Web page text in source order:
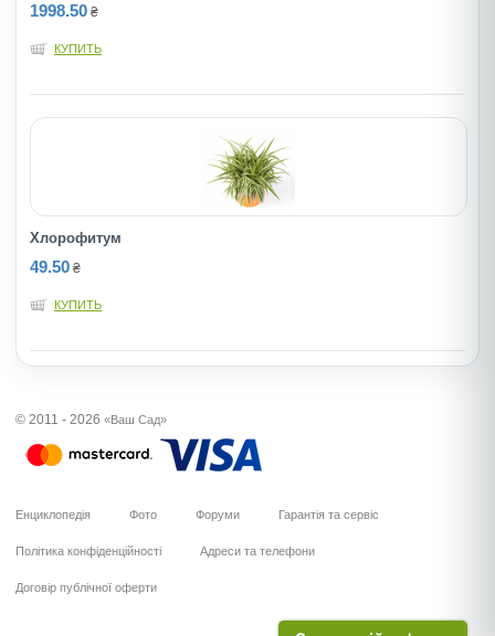
1998.50 ₴
КУПИТЬ
Хлорофитум
49.50 ₴
КУПИТЬ
© 2011 - 2026 «Ваш Сад»
Енциклопедія Фото Форуми Гарантія та сервіс
Політика конфіденційності Адреси та телефони
Договір публічної оферти